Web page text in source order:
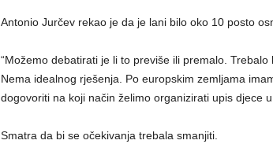
Antonio Jurčev rekao je da je lani bilo oko 10 posto
“Možemo debatirati je li to previše ili premalo.
Nema idealnog rješenja. Po europskim zemljama
dogovoriti na koji način želimo organizirati upis djece u
Smatra da bi se očekivanja trebala smanjiti.